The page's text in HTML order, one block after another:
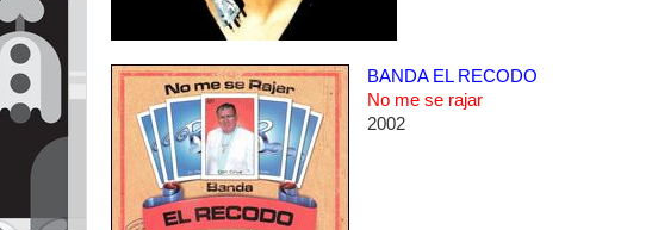
BANDA EL RECODO
No me se rajar
2002